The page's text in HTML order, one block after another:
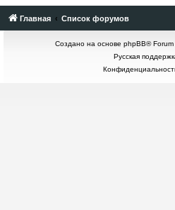
Главная Список форумов
Создано на основе phpBB®
Русская